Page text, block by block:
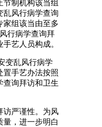
制机构该当组
乱风行病学查询
家组该当由至多
行病学查询拜
艺人员构成。
乱风行病学
置手艺办法按照
查询拜访和卫生
严谨性。为风
量，进一步明白